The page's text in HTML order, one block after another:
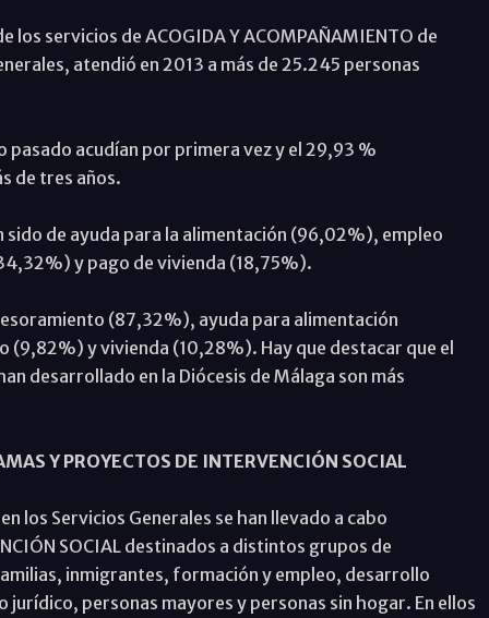
los servicios de ACOGIDA Y ACOMPAÑAMIENTO de
atendió en 2013 a más de 25.245 personas
pasado acudían por primera vez y el 29,93 %
de tres años.
sido de ayuda para la alimentación (96,02%), empleo
y pago de vivienda (18,75%).
(87,32%), ayuda para alimentación
y vivienda (10,28%). Hay que destacar que el
desarrollado en la Diócesis de Málaga son más
Y PROYECTOS DE INTERVENCIÓN SOCIAL
los Servicios Generales se han llevado a cabo
SOCIAL destinados a distintos grupos de
inmigrantes, formación y empleo, desarrollo
personas mayores y personas sin hogar. En ellos